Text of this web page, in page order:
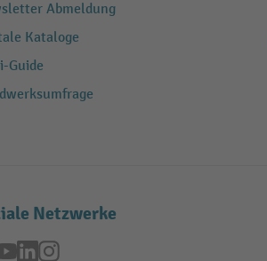
Abmeldung
Kataloge
Guide
Netzwerke
YouTubeLinkedIn